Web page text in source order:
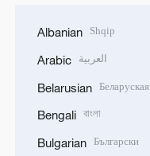
Albanian Shqip
Arabic العربية
Belarusian Беларуская
Bengali বাংলা
Bulgarian Български